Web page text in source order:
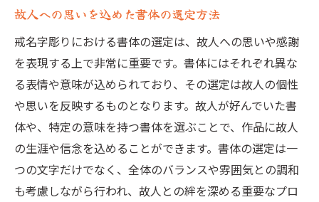
ドライン
故人への敬意を表す戒名字彫りの書体選びの重
要な要素
敬意を込めた書体選びの基本
故人の性格に合った書体を選ぶポイント
書体が持つ感情を理解する方法
故人への思いを込めた書体の選定
敬意を表すための書体の細部へのこだわり
故人への思いを込めた書体の選定方法
戒名字彫りにおける書体の選定は、故人への思いや感謝
を表現する上で非常に重要です。書体にはそれぞれ異な
る表情や意味が込められており、その選定は故人の個性
や思いを反映するものとなります。故人が好んでいた書
体や、特定の意味を持つ書体を選ぶことで、作品に故人
の生涯や信念を込めることができます。書体の選定は一
つの文字だけでなく、全体のバランスや雰囲気との調和
も考慮しながら行われ、故人との絆を深める重要なプロ